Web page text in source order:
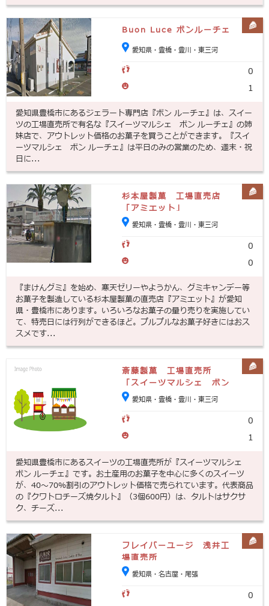
Buon Luce ボンルーチェ
愛知県・豊橋・豊川・東三河
0
1
愛知県豊橋市にあるジェラート専門店『ボン ルーチェ』は、スイー
ツの工場直売所で有名な『スイーツマルシェ ボン ルーチェ』の姉
妹店で、アウトレット価格のお菓子を買うことができます。『スイ
ーツマルシェ ボン ルーチェ』は平日のみの営業のため、週末・祝
日に...
杉本屋製菓 工場直売店
「アミエット」
愛知県・豊橋・豊川・東三河
0
0
『まけんグミ』を始め、寒天ゼリーやようかん、グミキャンデー等
お菓子を製造している杉本屋製菓の直売店『アミエット』が愛知
県・豊橋市にあります。いろいろなお菓子の量り売りを実施してい
て、特売日には行列ができるほど。プルプルなお菓子好きにはおス
スメです...
斎藤製菓 工場直売所
「スイーツマルシェ ボン
ルーチェ」
愛知県・豊橋・豊川・東三河
0
1
愛知県豊橋市にあるスイーツの工場直売所が『スイーツマルシェ
ボン ルーチェ』です。お土産用のお菓子を中心に多くのスイーツ
が、40～70％割引のアウトレット価格で売られています。代表商品
の『クワトロチーズ焼タルト』（3個600円）は、タルトはサクサ
ク、チーズ...
フレイバーユージ 浅井工
場直売所
愛知県・名古屋・尾張
0